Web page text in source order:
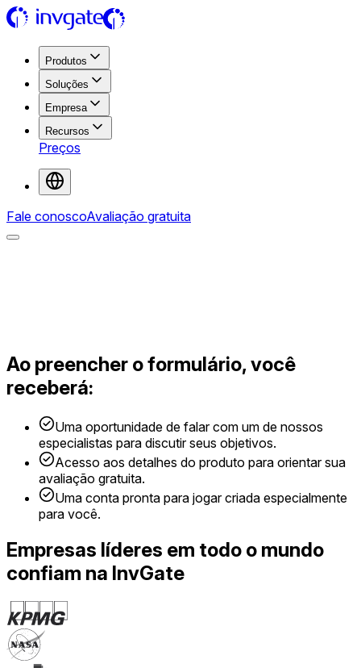
Produtos
Soluções
Empresa
Recursos
Preços
Fale conoscoAvaliação gratuita
Ao preencher o formulário, você
receberá:
Uma oportunidade de falar com um de nossos
especialistas para discutir seus objetivos.
Acesso aos detalhes do produto para orientar sua
avaliação gratuita.
Uma conta pronta para jogar criada especialmente
para você.
Empresas líderes em todo o mundo
confiam na InvGate